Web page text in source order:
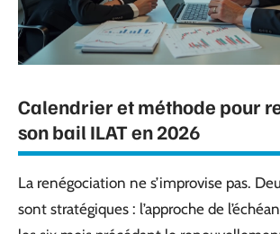
Calendrier et méthode pour
son bail ILAT en 2026
La renégociation ne s’improvise pas.
sont stratégiques : l’approche de